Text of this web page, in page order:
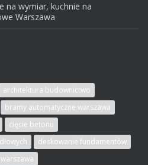
na wymiar, kuchnie na
Warszawa
architektura budownictwo
bramy automatyczne warszawa
cięcie betonu
deskowanie fundamentów